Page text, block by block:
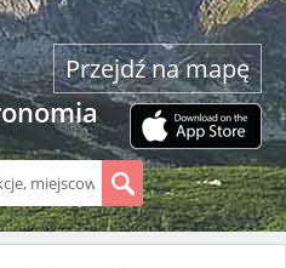
Przejdź na mapę